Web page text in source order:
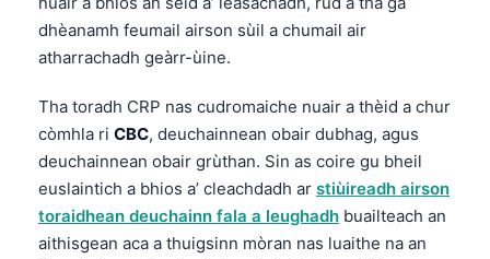
dhèanamh feumail airson sùil a chumail air
atharrachadh geàrr-ùine.
Tha toradh CRP nas cudromaiche nuair a thèid a chur
còmhla ri CBC, deuchainnean obair dubhag, agus
deuchainnean obair grùthan. Sin as coire gu bheil
euslaintich a bhios a’ cleachdadh ar stiùireadh airson
toraidhean deuchainn fala a leughadh buailteach an
aithisgean aca a thuigsinn mòran nas luaithe na an